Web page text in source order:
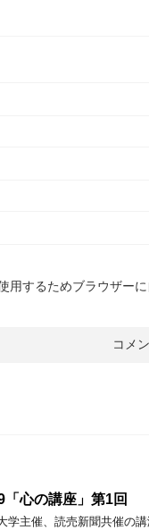
用するためブラウザー
「心の講座」第1回
学主催、読売新聞共催の